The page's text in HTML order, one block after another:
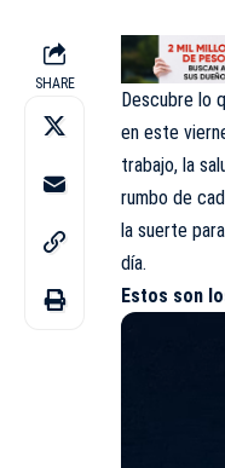
SHARE
Descubre lo
en este
trabajo, la
rumbo de
la suerte
día.
Estos son